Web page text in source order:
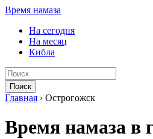
Время намаза
На сегодня
На месяц
Кибла
Поиск
Главная › Острогожск
Время намаза в